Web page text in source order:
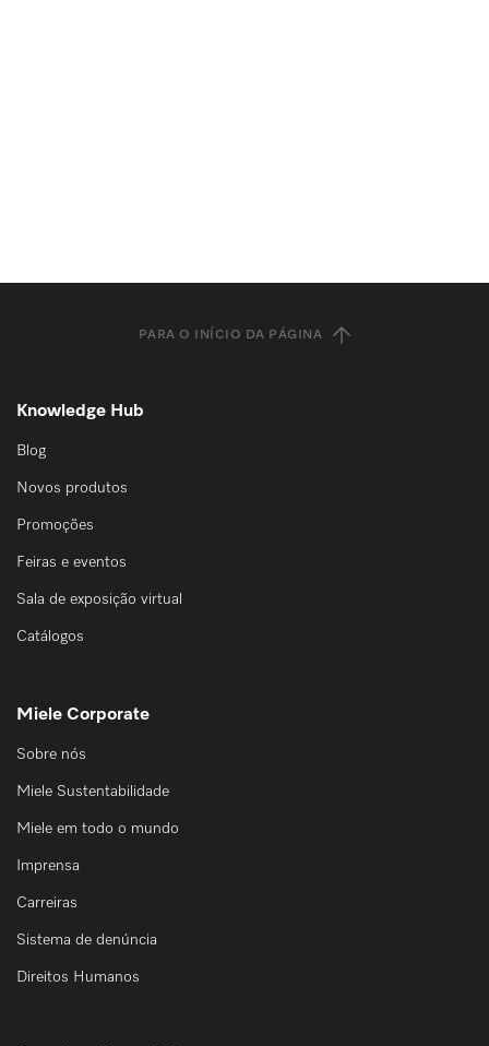
PARA O INÍCIO DA PÁGINA
Knowledge Hub
Blog
Novos produtos
Promoções
Feiras e eventos
Sala de exposição virtual
Catálogos
Miele Corporate
Sobre nós
Miele Sustentabilidade
Miele em todo o mundo
Imprensa
Carreiras
Sistema de denúncia
Direitos Humanos